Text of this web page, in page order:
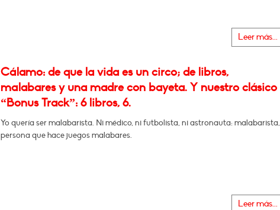
Leer más...
Cálamo: de que la vida es un circo; de libros,
malabares y una madre con bayeta. Y nuestro clásico
“Bonus Track”: 6 libros, 6.
Yo quería ser malabarista. Ni médico, ni futbolista, ni astronauta: malabarista,
persona que hace juegos malabares.
Leer más...